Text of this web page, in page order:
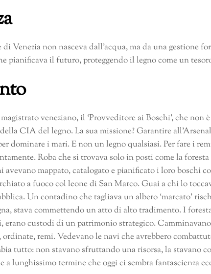
di Venezia non nasceva dall’acqua, ma da una gestione
pianificava il futuro, proteggendo il legno come un
veneziano, il ‘Provveditore ai Boschi’, che non
CIA del legno. La sua missione? Garantire
dominare i mari. E non un legno qualsiasi. Per fare i
Roba che si trovava solo in posti come la
avevano mappato, catalogato e pianificato i loro boschi
a fuoco col leone di San Marco. Guai a chi lo
Un contadino che tagliava un albero ‘marcato’
stava commettendo un atto di alto tradimento. I
erano custodi di un patrimonio strategico.
ordinate, remi. Vedevano le navi che avrebbero
tutto: non stavano sfruttando una risorsa, la stavano
a lunghissimo termine che oggi ci sembra fantascienza